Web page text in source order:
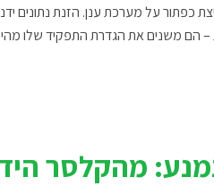
כפתור על מערכת ענן. הזנת נתונים
– הם משנים את הגדרת התפקיד שלו
מהקלסר